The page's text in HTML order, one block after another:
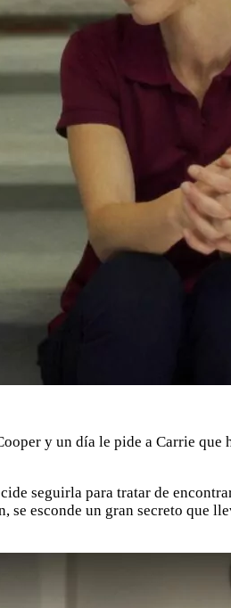
y un día le pide a Carrie
seguirla para tratar de
esconde un gran secreto que